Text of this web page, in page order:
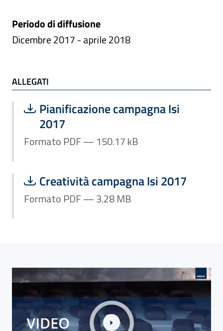
Periodo di diffusione
Dicembre 2017 - aprile 2018
ALLEGATI
ALLEGATI
Scarica file:
Pianificazione campagna Isi
2017
Formato PDF — Dimensione 150.17 kB
Formato PDF — 150.17 kB
Scarica file:
Creatività campagna Isi 2017
Formato PDF — Dimensione 3.28 MB
Formato PDF — 3.28 MB
Link alla Gallery #storiediprevenzione: macchinari più